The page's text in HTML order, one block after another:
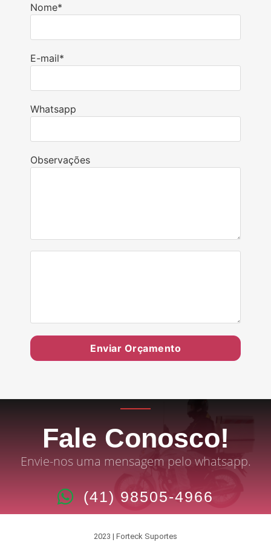
Nome*
E-mail*
Whatsapp
Observações
Enviar Orçamento
Fale Conosco!
Envie-nos uma mensagem pelo whatsapp.
(41) 98505-4966
2023 | Forteck Suportes